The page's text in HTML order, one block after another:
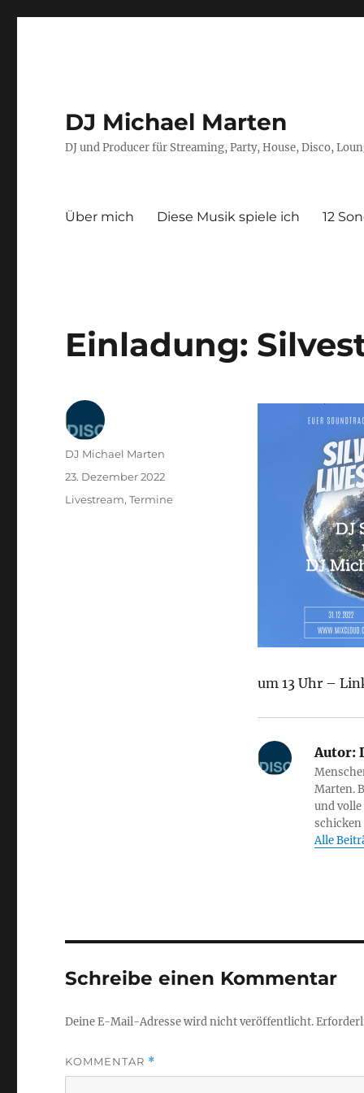
DJ Michael Marten
DJ und Producer für Streaming, Party, House, Disco,
Über mich Diese Musik spiele ich 12
Einladung:
um 13 Uhr –
Autor:
Marten.
und
Alle
Autor
DJ Michael Marten
Veröffentlicht
am
23. Dezember 2022
Kategorien
Livestream,Termine
Schreibe einen Kommentar
Deine E-Mail-Adresse wird nicht veröffentlicht.
KOMMENTAR *